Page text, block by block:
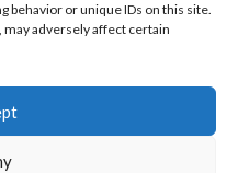
behavior or unique IDs on this site.
adversely affect certain
on the scale of a
a transplant. (2018/2020)